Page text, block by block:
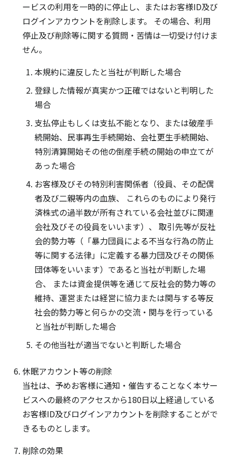
ービスの利用を一時的に停止し、またはお客様ID及び
ログインアカウントを削除します。 その場合、利用
停止及び削除等に関する質問・苦情は一切受け付けま
せん。
本規約に違反したと当社が判断した場合
登録した情報が真実かつ正確ではないと判明した
場合
支払停止もしくは支払不能となり、または破産手
続開始、民事再生手続開始、会社更生手続開始、
特別清算開始その他の倒産手続の開始の申立てが
あった場合
お客様及びその特別利害関係者（役員、その配偶
者及び二親等内の血族、 これらのものにより発行
済株式の過半数が所有されている会社並びに関連
会社及びその役員をいいます）、 取引先等が反社
会的勢力等（「暴力団員による不当な行為の防止
等に関する法律」に定義する暴力団及びその関係
団体等をいいます）であると当社が判断した場
合、 または資金提供等を通じて反社会的勢力等の
維持、運営または経営に協力または関与する等反
社会的勢力等と何らかの交流・関与を行っている
と当社が判断した場合
その他当社が適当でないと判断した場合
休眠アカウント等の削除
当社は、予めお客様に通知・催告することなく本サー
ビスへの最終のアクセスから180日以上経過している
お客様ID及びログインアカウントを削除することがで
きるものとします。
削除の効果